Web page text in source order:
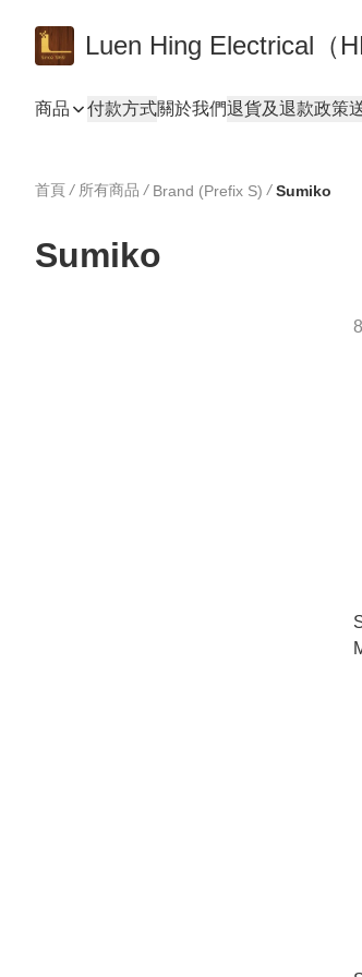
Luen Hing Electrical（
商品 付款方式關於我們退貨及退款政策
首頁 / 所有商品 / Brand (Prefix S) / Sumiko
Sumiko